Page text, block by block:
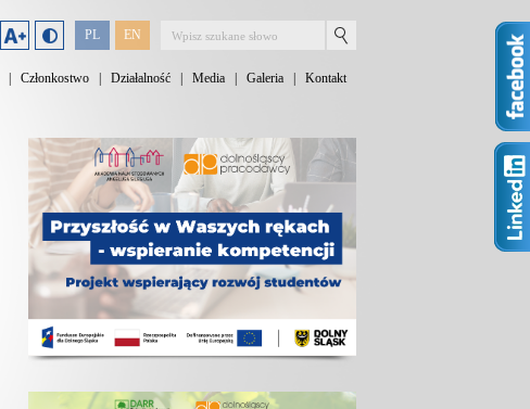
PL EN
Członkostwo Działalność Media Galeria Kontakt